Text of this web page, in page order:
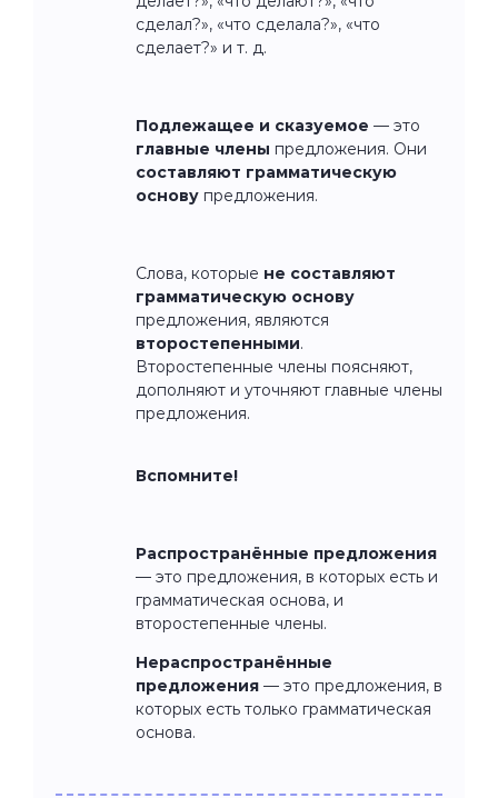
сделал?», «что сделала?», «что
сделает?» и т. д.
Подлежащее и сказуемое — это
главные члены предложения. Они
составляют грамматическую
основу предложения.
Слова, которые не составляют
грамматическую основу
предложения, являются
второстепенными.
Второстепенные члены поясняют,
дополняют и уточняют главные члены
предложения.
Вспомните!
Распространённые предложения
— это предложения, в которых есть и
грамматическая основа, и
второстепенные члены.
Нераспространённые
предложения — это предложения, в
которых есть только грамматическая
основа.